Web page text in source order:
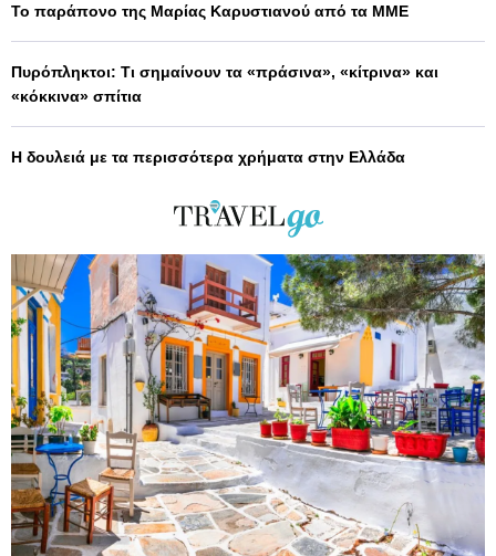
Το παράπονο της Μαρίας Καρυστιανού από τα ΜΜΕ
Πυρόπληκτοι: Τι σημαίνουν τα «πράσινα», «κίτρινα» και
«κόκκινα» σπίτια
Η δουλειά με τα περισσότερα χρήματα στην Ελλάδα